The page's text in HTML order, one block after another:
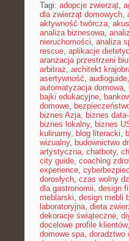
Tagi: adopcje zwierząt,
dla zwierząt domowych,
aktywność twórcza,
analiza biznesowa,
nieruchomości, analiza
rescue, aplikacje
aranżacja przestrzeni
arbitraż, architekt
asertywność, audioguide,
automatyzacja domowa,
bajki edukacyjne,
domowe,
biznes Azja, biznes
biznes lokalny, biznes
kulinarny, blog literacki,
wizualny, budownictwo
artystyczna, chatboty,
city guide, coaching
experience,
dorosłych, czas wolny
dla gastronomii, design
meblarski, design mebli
laboratoryjna, dieta
dekoracje świąteczne,
docelowe profile klientów,
domowe spa, doradztwo